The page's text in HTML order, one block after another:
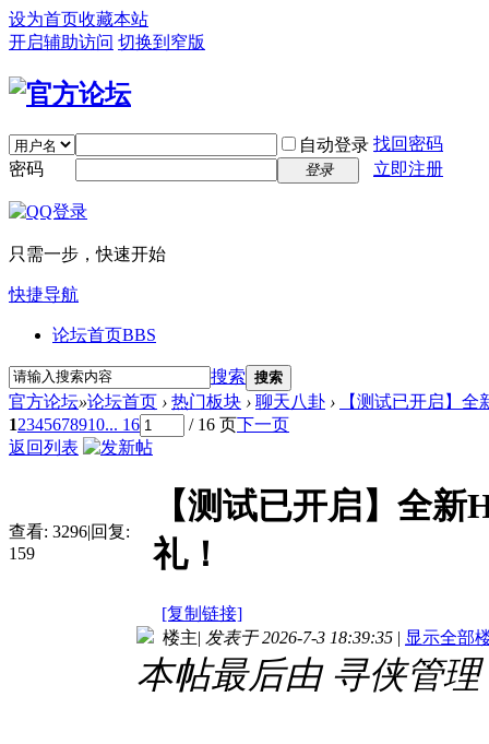
设为首页收藏本站
开启辅助访问 切换到窄版
自动登录 找回密码
密码
登录 立即注册
只需一步，快速开始
快捷导航
论坛首页BBS
搜索 搜索
官方论坛»论坛首页 › 热门板块 › 聊天八卦 ›
【测试已开启】
12345678910... 16 / 16 页下一页
返回列表
查看: 3296|回复:
159
【测试已开启】全
礼！
[复制链接]
楼主| 发表于 2026-7-3 18:39:35 | 显示全部
本帖最后由 寻侠管理